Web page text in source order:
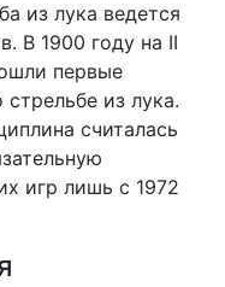
из лука ведется
В 1900 году на II
первые
из лука.
считалась
игр лишь с 1972